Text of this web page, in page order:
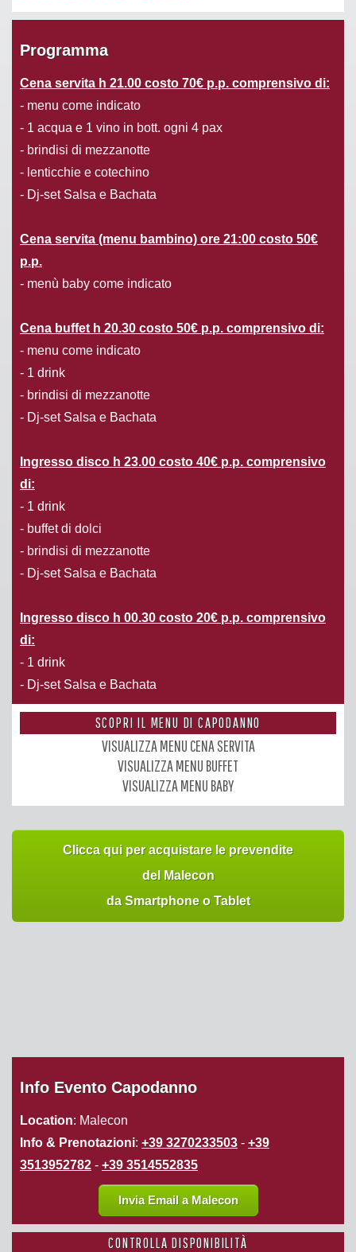
Programma
Cena servita h 21.00 costo 70€ p.p. comprensivo di:
- menu come indicato
- 1 acqua e 1 vino in bott. ogni 4 pax
- brindisi di mezzanotte
- lenticchie e cotechino
- Dj-set Salsa e Bachata
Cena servita (menu bambino) ore 21:00 costo 50€
p.p.
- menù baby come indicato
Cena buffet h 20.30 costo 50€ p.p. comprensivo di:
- menu come indicato
- 1 drink
- brindisi di mezzanotte
- Dj-set Salsa e Bachata
Ingresso disco h 23.00 costo 40€ p.p. comprensivo
di:
- 1 drink
- buffet di dolci
- brindisi di mezzanotte
- Dj-set Salsa e Bachata
Ingresso disco h 00.30 costo 20€ p.p. comprensivo
di:
- 1 drink
- Dj-set Salsa e Bachata
SCOPRI IL MENU DI CAPODANNO
VISUALIZZA MENU CENA SERVITA
VISUALIZZA MENU BUFFET
VISUALIZZA MENU BABY
Clicca qui per acquistare le prevendite
del Malecon
da Smartphone o Tablet
Info Evento Capodanno
Location: Malecon
Info & Prenotazioni: +39 3270233503 - +39
3513952782 - +39 3514552835
Invia Email a Malecon
CONTROLLA DISPONIBILITÀ